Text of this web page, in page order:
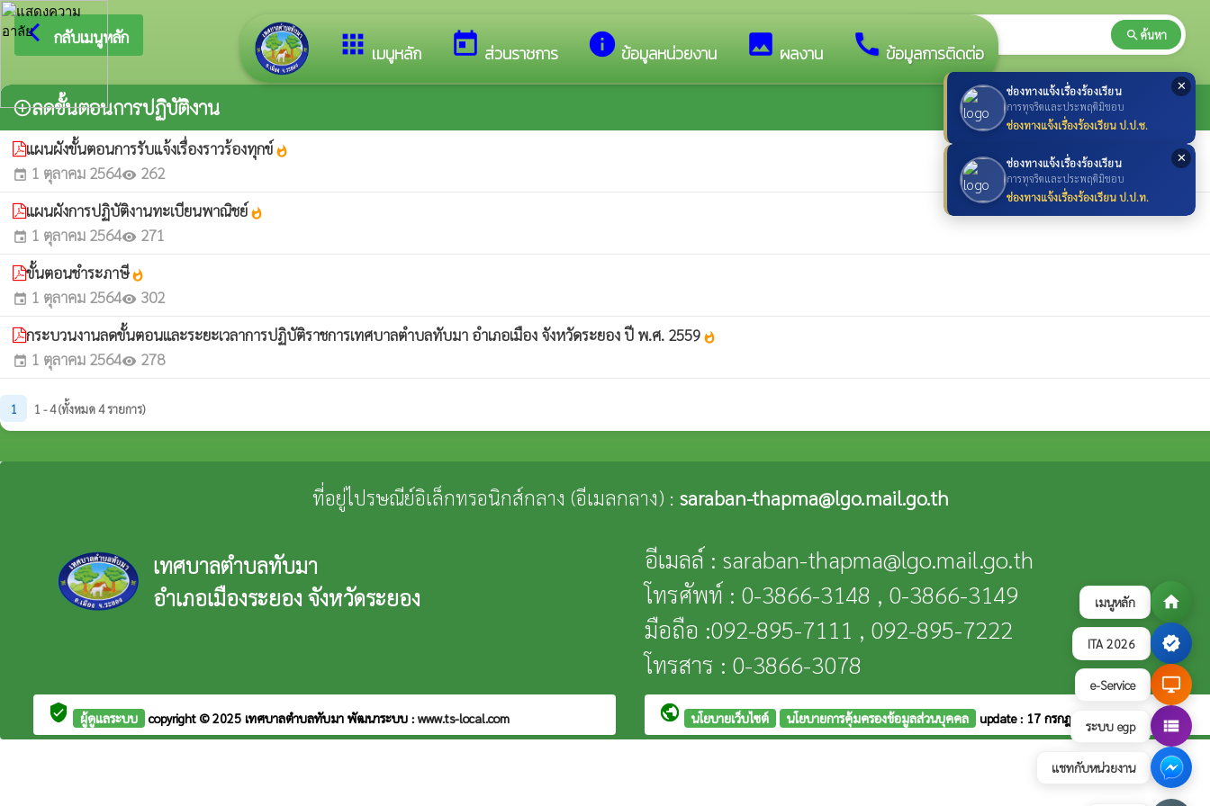
เมนูหลัก home
ITA 2026 verified
e-Service desktop_windows
ระบบ egp view_list
แชทกับหน่วยงาน
✕
ช่องทางแจ้งเรื่องร้องเรียน
การทุจริตและประพฤติมิชอบ
ช่องทางแจ้งเรื่องร้องเรียน ป.ป.ช.
✕
ช่องทางแจ้งเรื่องร้องเรียน
การทุจริตและประพฤติมิชอบ
ช่องทางแจ้งเรื่องร้องเรียน ป.ป.ท.
apps เมนูหลัก today ส่วนราชการ info ข้อมูลหน่วยงาน image ผลงาน call ข้อมูลการติดต่อ
arrow_back_ios กลับเมนูหลัก ยินดีต้อนรับสู่เว็บไซต์ของ เทศบาลตำบลทับมา search ค้นหา
add_circle_outlineลดขั้นตอนการปฏิบัติงาน
แผนผังขั้นตอนการรับแจ้งเรื่องราวร้องทุกข์ whatshot
event 1 ตุลาคม 2564visibility 262
แผนผังการปฏิบัติงานทะเบียนพาณิชย์ whatshot
event 1 ตุลาคม 2564visibility 271
ขั้นตอนชำระภาษีwhatshot
event 1 ตุลาคม 2564visibility 302
กระบวนงานลดขั้นตอนและระยะเวลาการปฏิบัติราชการเทศบาลตำบลทับมา อำเภอเมือง จังหวัดระยอง ปี พ.ศ. 2559 whatshot
event 1 ตุลาคม 2564visibility 278
1 1 - 4 (ทั้งหมด 4 รายการ)
ที่อยู่ไปรษณีย์อิเล็กทรอนิกส์กลาง (อีเมลกลาง) : saraban-thapma@lgo.mail.go.th
เทศบาลตำบลทับมา
อำเภอเมืองระยอง จังหวัดระยอง
อีเมลล์ : saraban-thapma@lgo.mail.go.th
โทรศัพท์ : 0-3866-3148 , 0-3866-3149
มือถือ :092-895-7111 , 092-895-7222
โทรสาร : 0-3866-3078
verified_user ผู้ดูแลระบบ copyright © 2025 เทศบาลตำบลทับมา พัฒนาระบบ : www.ts-local.com public นโยบายเว็บไซต์ นโยบายการคุ้มครองข้อมูลส่วนบุคคล update : 17 กรกฎาคม 2569